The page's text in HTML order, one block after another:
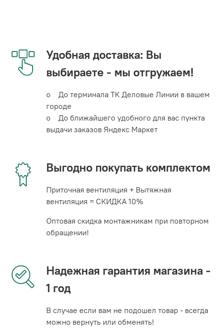
Удобная доставка: Вы
выбираете - мы отгружаем!
o До терминала ТК Деловые Линии в вашем
городе
o До ближайшего удобного для вас пункта
выдачи заказов Яндекс Маркет
Выгодно покупать комплектом
Приточная вентиляция + Вытяжная
вентиляция = СКИДКА 10%
Оптовая скидка монтажникам при повторном
обращении!
Надежная гарантия магазина -
1 год
В случае если вам не подошел товар - всегда
можно вернуть или обменять!